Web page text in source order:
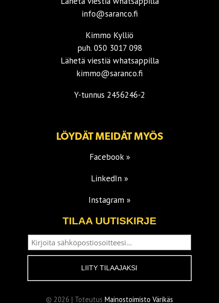
info@saranco.fi
Kimmo Kylliö
puh. 050 3017 098
Lähetä viestiä whatsappilla
kimmo@saranco.fi
Y-tunnus 2456246-2
LÖYDÄT MEIDÄT MYÖS
Facebook »
LinkedIn »
Instagram »
TILAA UUTISKIRJE
© 2026 | Toteutus Mainostoimisto Värikäs